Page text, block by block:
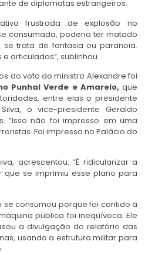
de diplomatas estrangeiros.
frustrada de explosão no
consumada, poderia ter matado
se trata de fantasia ou paranoia.
articulados”, sublinhou.
do voto do ministro Alexandre foi
Punhal Verde e Amarelo, que
entre elas o presidente
o vice-presidente Geraldo
“Isso não foi impresso em uma
Foi impresso no Palácio do
acrescentou: “É ridicularizar a
que se imprimiu esse plano para
se consumou porque foi contido a
pública foi inequívoca. Ele
a divulgação do relatório das
usando a estrutura militar para